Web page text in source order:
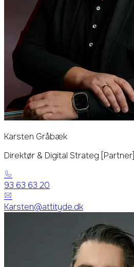
Karsten Gråbæk
Direktør & Digital Strateg [Partner]
93 63 63 20
Karsten@attityde.dk